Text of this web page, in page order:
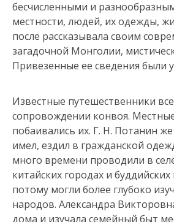
бесчисленными и
местности, людей, их одежды,
после рассказывала своим
загадочной Монголии,
Привезенные ее сведения были
Известные путешественники
сопровождении конвоя.
побаивались их. Г. Н. Потанин
имел, ездил в гражданской
много времени проводили в
китайских городах и
потому могли более глубоко
народов. Александра
дома и изучала семейный быт